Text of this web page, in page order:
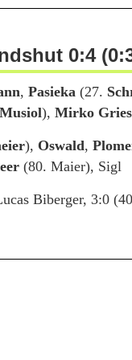
0:4
, Pasieka (27.
Musiol), Mirko
), Oswald,
(80. Maier), Sigl
Biberger, 3:0